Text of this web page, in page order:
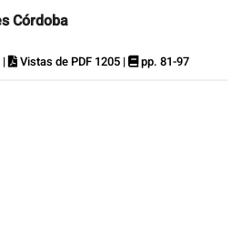
Córdoba
| Vistas de PDF 1205 | pp. 81-97